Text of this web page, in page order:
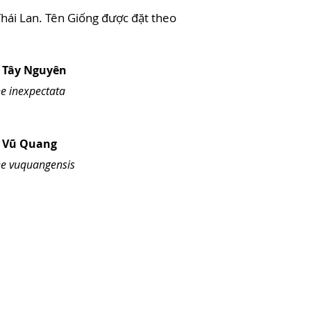
Lan. Tên Giống được đặt theo
Nguyên
inexpectata
Quang
vuquangensis